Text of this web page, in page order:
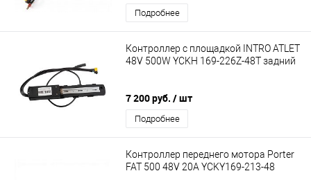
Подробнее
Контроллер с площадкой INTRO ATLET
48V 500W YCKH 169-226Z-48T задний
7 200 руб. / шт
Подробнее
Контроллер переднего мотора Porter
FAT 500 48V 20A YCKY169-213-48